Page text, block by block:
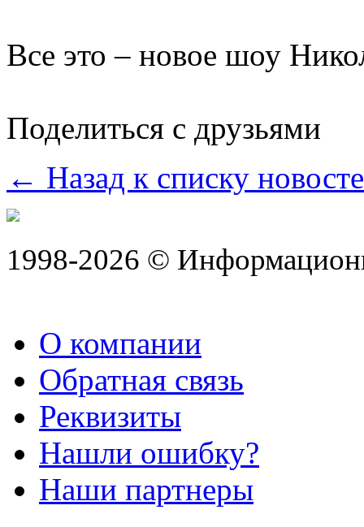
Все это – новое шоу
Поделиться с друзьями
← Назад к списку
1998-2026 ©
О компании
Обратная связь
Реквизиты
Нашли ошибку?
Наши партнеры